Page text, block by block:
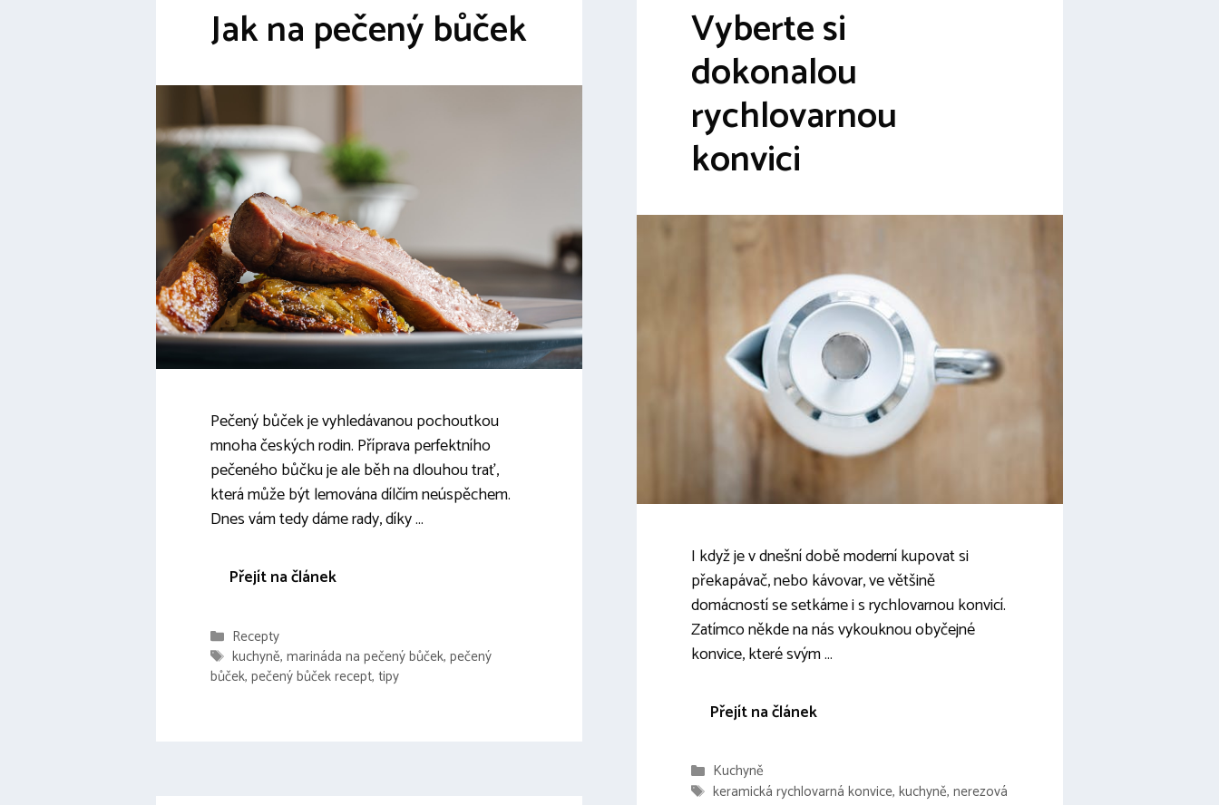
Vyberte si
dokonalou
rychlovarnou
konvici
I když je v dnešní době moderní kupovat si
překapávač, nebo kávovar, ve většině
domácností se setkáme i s rychlovarnou konvicí.
Zatímco někde na nás vykouknou obyčejné
konvice, které svým …
Přejít na článek
Rubriky
Kuchyně
Štítky
keramická rychlovarná konvice,kuchyně,nerezová
Jak na pečený bůček
Pečený bůček je vyhledávanou pochoutkou
mnoha českých rodin. Příprava perfektního
pečeného bůčku je ale běh na dlouhou trať,
která může být lemována dílčím neúspěchem.
Dnes vám tedy dáme rady, díky …
Přejít na článek
Rubriky
Recepty
Štítky
kuchyně,marináda na pečený bůček,pečený
bůček, pečený bůček recept, tipy